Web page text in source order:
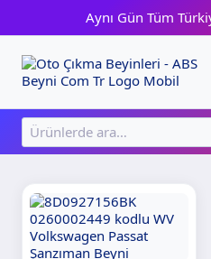
content
Aynı Gün Tüm
Ara: